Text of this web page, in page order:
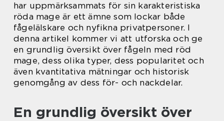
har uppmärksammats för sin karakteristiska
röda mage är ett ämne som lockar både
fågelälskare och nyfikna privatpersoner. I
denna artikel kommer vi att utforska och ge
en grundlig översikt över fågeln med röd
mage, dess olika typer, dess popularitet och
även kvantitativa mätningar och historisk
genomgång av dess för- och nackdelar.
En grundlig översikt över